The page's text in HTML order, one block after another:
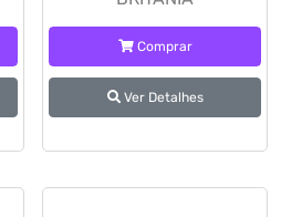
Comprar
Ver Detalhes